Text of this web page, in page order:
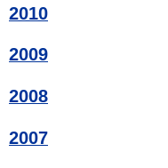
2010
2009
2008
2007